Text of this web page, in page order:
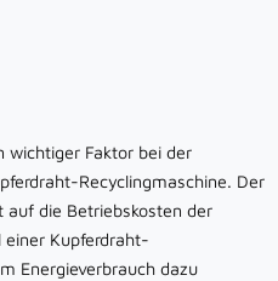
wichtiger Faktor bei der
Recyclingmaschine. Der
auf die Betriebskosten der
einer Kupferdraht-
Energieverbrauch dazu